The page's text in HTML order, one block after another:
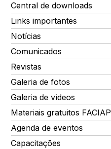
Central de downloads
Links importantes
Notícias
Comunicados
Revistas
Galeria de fotos
Galeria de vídeos
Materiais gratuitos FACIAP
Agenda de eventos
Capacitações